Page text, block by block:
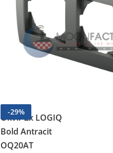
-29%
Okvir 2x LOGIQ
Bold Antracit
OQ20AT